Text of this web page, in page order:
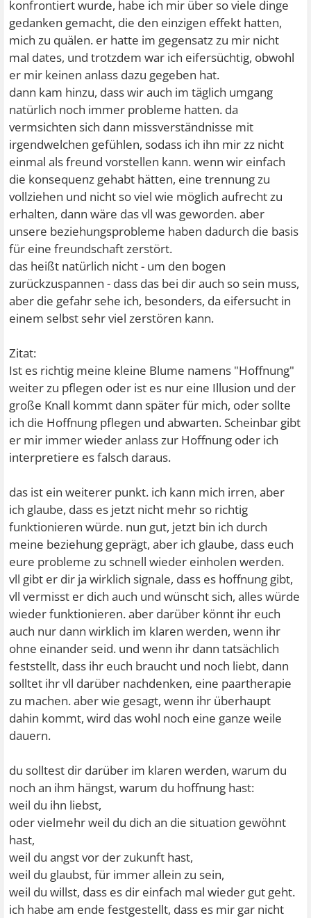
konfrontiert wurde, habe ich mir über so viele dinge
gedanken gemacht, die den einzigen effekt hatten,
mich zu quälen. er hatte im gegensatz zu mir nicht
mal dates, und trotzdem war ich eifersüchtig, obwohl
er mir keinen anlass dazu gegeben hat.
dann kam hinzu, dass wir auch im täglich umgang
natürlich noch immer probleme hatten. da
vermsichten sich dann missverständnisse mit
irgendwelchen gefühlen, sodass ich ihn mir zz nicht
einmal als freund vorstellen kann. wenn wir einfach
die konsequenz gehabt hätten, eine trennung zu
vollziehen und nicht so viel wie möglich aufrecht zu
erhalten, dann wäre das vll was geworden. aber
unsere beziehungsprobleme haben dadurch die basis
für eine freundschaft zerstört.
das heißt natürlich nicht - um den bogen
zurückzuspannen - dass das bei dir auch so sein muss,
aber die gefahr sehe ich, besonders, da eifersucht in
einem selbst sehr viel zerstören kann.
Zitat:
Ist es richtig meine kleine Blume namens "Hoffnung"
weiter zu pflegen oder ist es nur eine Illusion und der
große Knall kommt dann später für mich, oder sollte
ich die Hoffnung pflegen und abwarten. Scheinbar gibt
er mir immer wieder anlass zur Hoffnung oder ich
interpretiere es falsch daraus.
das ist ein weiterer punkt. ich kann mich irren, aber
ich glaube, dass es jetzt nicht mehr so richtig
funktionieren würde. nun gut, jetzt bin ich durch
meine beziehung geprägt, aber ich glaube, dass euch
eure probleme zu schnell wieder einholen werden.
vll gibt er dir ja wirklich signale, dass es hoffnung gibt,
vll vermisst er dich auch und wünscht sich, alles würde
wieder funktionieren. aber darüber könnt ihr euch
auch nur dann wirklich im klaren werden, wenn ihr
ohne einander seid. und wenn ihr dann tatsächlich
feststellt, dass ihr euch braucht und noch liebt, dann
solltet ihr vll darüber nachdenken, eine paartherapie
zu machen. aber wie gesagt, wenn ihr überhaupt
dahin kommt, wird das wohl noch eine ganze weile
dauern.
du solltest dir darüber im klaren werden, warum du
noch an ihm hängst, warum du hoffnung hast:
weil du ihn liebst,
oder vielmehr weil du dich an die situation gewöhnt
hast,
weil du angst vor der zukunft hast,
weil du glaubst, für immer allein zu sein,
weil du willst, dass es dir einfach mal wieder gut geht.
ich habe am ende festgestellt, dass es mir gar nicht